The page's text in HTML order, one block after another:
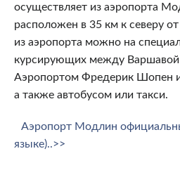
осуществляет из аэропорта
расположен в 35 км к северу
из аэропорта можно на
курсирующих между Варшавой
Аэропортом Фредерик Шопен
а также автобусом или такси.
Аэропорт Модлин
языке)..>>